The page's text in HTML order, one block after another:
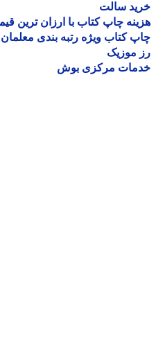
سالت
چاپ کتاب با ارزان ترین قیمت
کتاب ویژه رتبه بندی معلمان
موزیک
مرکزی بوش